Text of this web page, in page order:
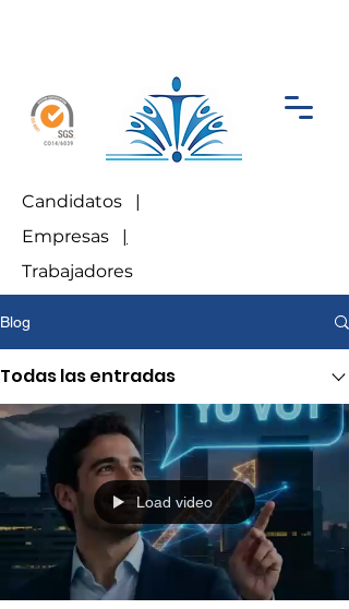
Candidatos |
Empresas |
Trabajadores
Blog
Todas las entradas
Load video